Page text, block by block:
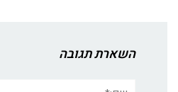
השארת תגובה